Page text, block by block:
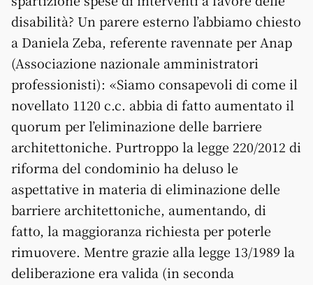
disabilità? Un parere esterno l’abbiamo chiesto
a Daniela Zeba, referente ravennate per Anap
(Associazione nazionale amministratori
professionisti): «Siamo consapevoli di come il
novellato 1120 c.c. abbia di fatto aumentato il
quorum per l’eliminazione delle barriere
architettoniche. Purtroppo la legge 220/2012 di
riforma del condominio ha deluso le
aspettative in materia di eliminazione delle
barriere architettoniche, aumentando, di
fatto, la maggioranza richiesta per poterle
rimuovere. Mentre grazie alla legge 13/1989 la
deliberazione era valida (in seconda